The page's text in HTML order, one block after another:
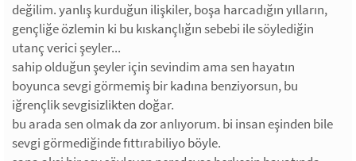
değilim. yanlış kurduğun ilişkiler, boşa harcadığın yılların,
gençliğe özlemin ki bu kıskançlığın sebebi ile söylediğin
utanç verici şeyler...
sahip olduğun şeyler için sevindim ama sen hayatın
boyunca sevgi görmemiş bir kadına benziyorsun, bu
iğrençlik sevgisizlikten doğar.
bu arada sen olmak da zor anlıyorum. bi insan eşinden bile
sevgi görmediğinde fıttırabiliyo böyle.